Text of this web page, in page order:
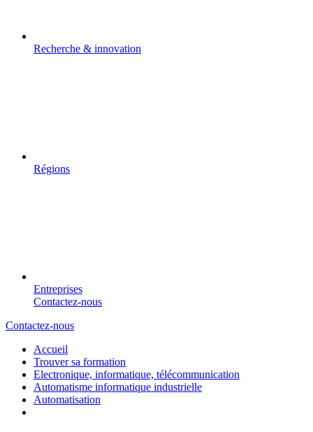
Recherche & innovation
Régions
Entreprises
Contactez-nous
Contactez-nous
Accueil
Trouver sa formation
Electronique, informatique, télécommunication
Automatisme informatique industrielle
Automatisation